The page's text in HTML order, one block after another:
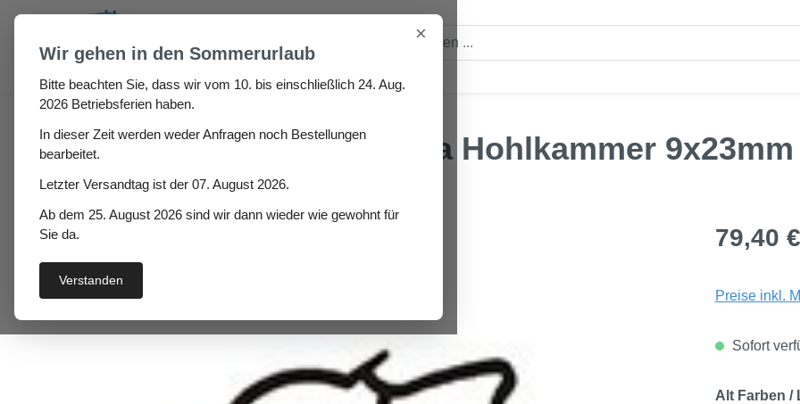
Hauptinhalt springen
Zur Suche springen
Haus Fenster- / Türprofile
Stahlzargendichtung Ebera Hohlkammer
Bildergalerie überspringen Regulärer
79,40 €
Preise inkl.
Sofort
Alt Farben /
×
Wir gehen in den Sommerurlaub
Bitte beachten Sie, dass wir vom 10. bis einschließlich 24. Aug.
2026 Betriebsferien haben.
In dieser Zeit werden weder Anfragen noch Bestellungen
bearbeitet.
Letzter Versandtag ist der 07. August 2026.
Ab dem 25. August 2026 sind wir dann wieder wie gewohnt für
Sie da.
Verstanden